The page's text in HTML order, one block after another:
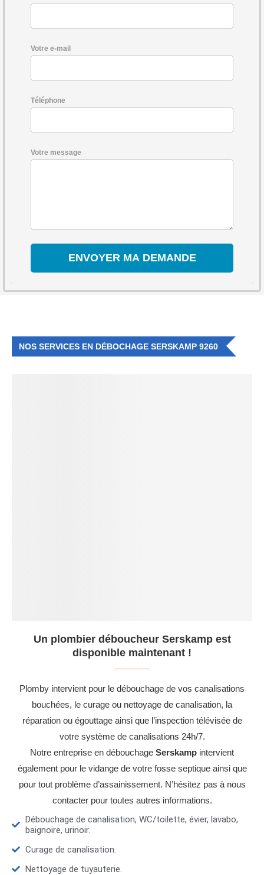
Votre e-mail
Téléphone
Votre message
NOS SERVICES EN DÉBOCHAGE SERSKAMP 9260
Un plombier déboucheur Serskamp est
disponible maintenant !
Plomby intervient pour le débouchage de vos canalisations
bouchées, le curage ou nettoyage de canalisation, la
réparation ou égouttage ainsi que l’inspection télévisée de
votre système de canalisations 24h/7.
Notre entreprise en débouchage Serskamp intervient
également pour le vidange de votre fosse septique ainsi que
pour tout problème d’assainissement. N’hésitez pas à nous
contacter pour toutes autres informations.
Débouchage de canalisation, WC/toilette, évier, lavabo,
baignoire, urinoir.
Curage de canalisation.
Nettoyage de tuyauterie.